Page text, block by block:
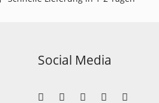
Social Media